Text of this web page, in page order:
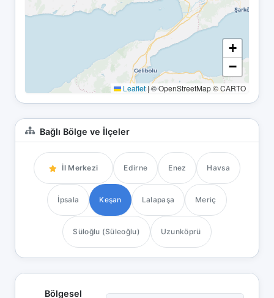
+
−
Leaflet |© OpenStreetMap © CARTO
Bağlı Bölge ve İlçeler
İl Merkezi Edirne Enez Havsa
İpsala Keşan Lalapaşa Meriç
Süloğlu (Süleoğlu) Uzunköprü
Bölgesel